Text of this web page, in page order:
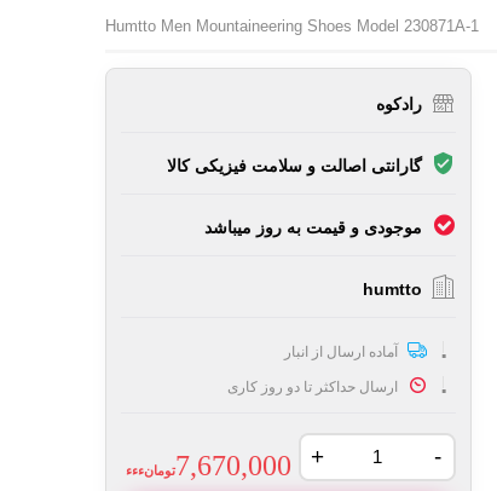
Humtto Men Mountaineering Shoes Model 230871A-1
رادکوه
گارانتی اصالت و سلامت فیزیکی کالا
موجودی و قیمت به روز میباشد
humtto
آماده ارسال از انبار
ارسال حداکثر تا دو روز کاری
-
+
7,670,000تومانءءء